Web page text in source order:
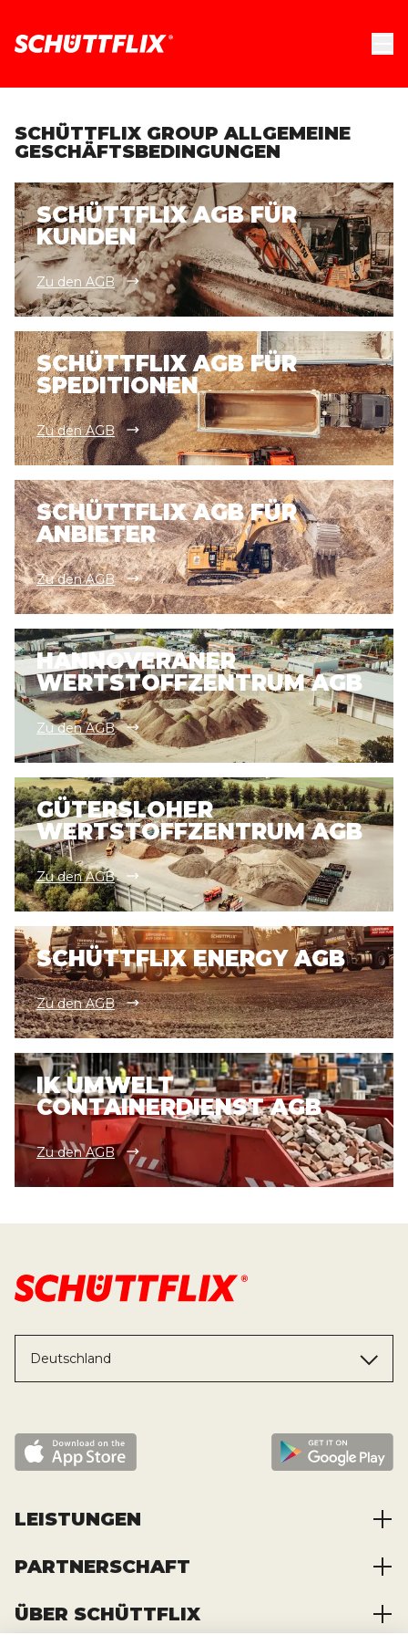
SCHÜTTFLIX GROUP ALLGEMEINE
GESCHÄFTSBEDINGUNGEN
SCHÜTTFLIX AGB FÜR
KUNDEN
Zu den AGB
SCHÜTTFLIX AGB FÜR
SPEDITIONEN
Zu den AGB
SCHÜTTFLIX AGB FÜR
ANBIETER
Zu den AGB
HANNOVERANER
WERTSTOFFZENTRUM AGB
Zu den AGB
GÜTERSLOHER
WERTSTOFFZENTRUM AGB
Zu den AGB
SCHÜTTFLIX ENERGY AGB
Zu den AGB
IK UMWELT
CONTAINERDIENST AGB
Zu den AGB
Deutschland
LEISTUNGEN
Baustoffe kaufen
Container mieten
PARTNERSCHAFT
Zusammenarbeit
ÜBER SCHÜTTFLIX